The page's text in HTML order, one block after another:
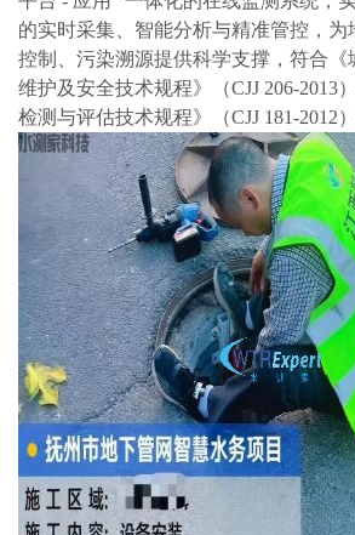
的实时采集、智能分析与精准管控，为
控制、污染溯源提供科学支撑，符合《
维护及安全技术规程》（CJJ 206-2013
检测与评估技术规程》（CJJ 181-2012